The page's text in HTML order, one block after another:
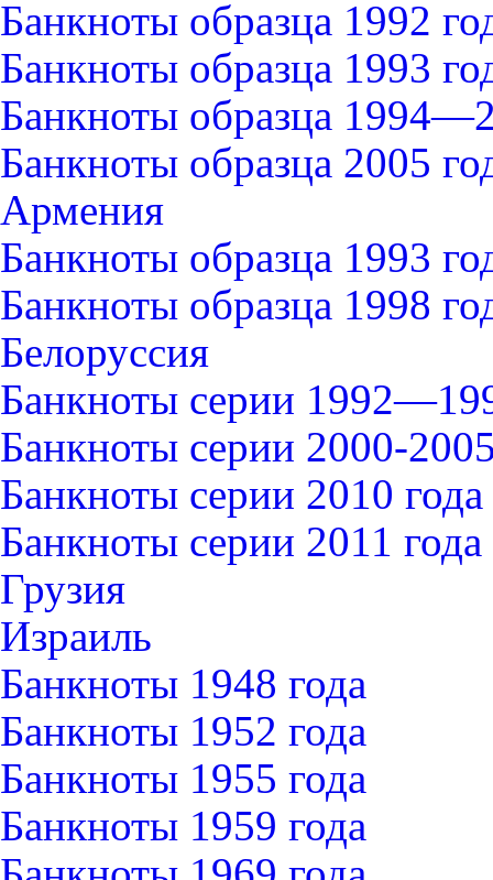
Банкноты образца 1992
Банкноты образца 1993
Банкноты образца
Банкноты образца 2005
Армения
Банкноты образца 1993
Банкноты образца 1998
Белоруссия
Банкноты серии
Банкноты серии 2000-
Банкноты серии 2010 года
Банкноты серии 2011 года
Грузия
Израиль
Банкноты 1948 года
Банкноты 1952 года
Банкноты 1955 года
Банкноты 1959 года